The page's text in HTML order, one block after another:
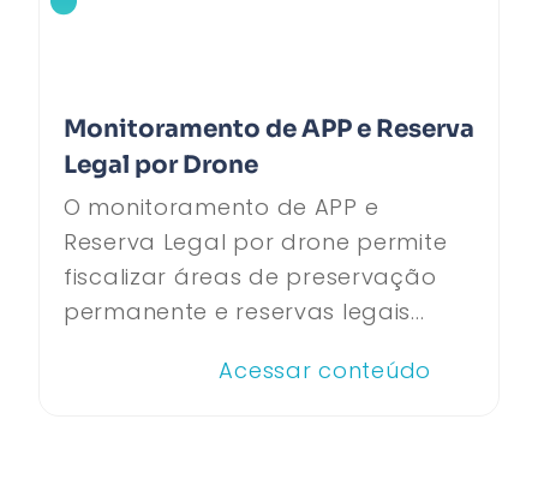
Monitoramento de APP e Reserva
Legal por Drone
O monitoramento de APP e
Reserva Legal por drone permite
fiscalizar áreas de preservação
permanente e reservas legais...
Acessar conteúdo